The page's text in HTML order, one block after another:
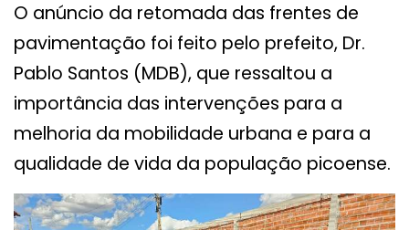
O anúncio da retomada das frentes de
pavimentação foi feito pelo prefeito, Dr.
Pablo Santos (MDB), que ressaltou a
importância das intervenções para a
melhoria da mobilidade urbana e para a
qualidade de vida da população picoense.